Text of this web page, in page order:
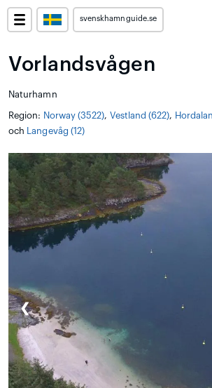
svenskhamnguide.se
Vorlandsvågen
Naturhamn
Region: Norway (3522), Vestland (622),
och
Langevåg (12)
❮